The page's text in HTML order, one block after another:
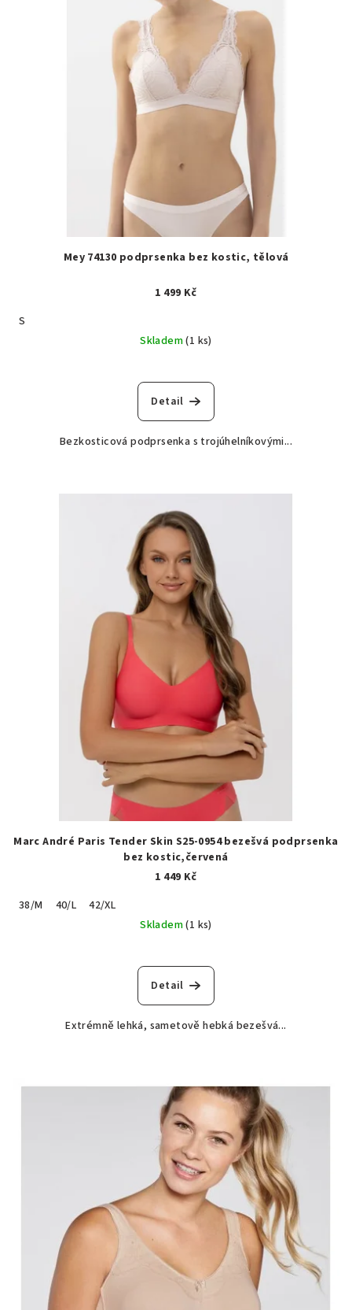
Mey 74130 podprsenka bez kostic, tělová
1 499 Kč
S
Skladem(1 ks)
Detail
Bezkosticová podprsenka s trojúhelníkovými...
Marc André Paris Tender Skin S25-0954 bezešvá podprsenka
bez kostic,červená
1 449 Kč
38/M
40/L
42/XL
Skladem(1 ks)
Detail
Extrémně lehká, sametově hebká bezešvá...